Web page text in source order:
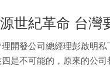
世紀革命 台灣
開發公司總經理彭啟明
是不可能的，原來的公